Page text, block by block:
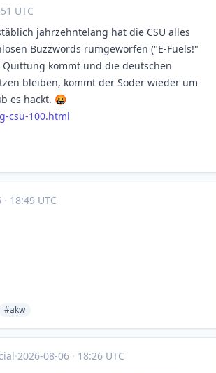
UTC
jahrzehntelang hat die CSU alles
Buzzwords rumgeworfen ("E-Fuels!"
kommt und die deutschen
bleiben, kommt der Söder wieder um
es hackt. 🤬
csu-100.html
· 18:49 UTC
#akw
·2026-08-06 · 18:26 UTC